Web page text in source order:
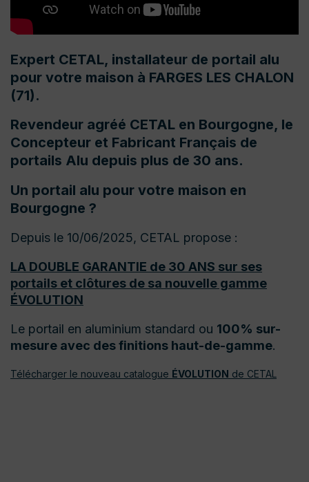
Expert CETAL, installateur de portail alu
pour votre maison à FARGES LES CHALON
(71).
Revendeur agréé CETAL en Bourgogne, le
Concepteur et Fabricant Français de
portails Alu depuis plus de 30 ans.
Un portail alu pour votre maison en
Bourgogne ?
Depuis le 10/06/2025, CETAL propose :
LA DOUBLE GARANTIE de 30 ANS sur ses
portails et clôtures de sa nouvelle gamme
ÉVOLUTION
Le portail en aluminium standard ou 100% sur-
mesure avec des finitions haut-de-gamme.
Télécharger le nouveau catalogue ÉVOLUTION de CETAL